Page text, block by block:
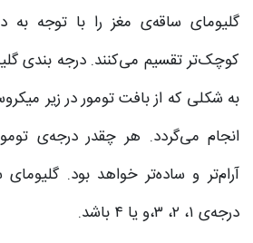
گلیومای ساقه‌ی مغز را با توجه به
کوچک‌تر تقسیم می‌کنند. درجه بندی
به شکلی که از بافت تومور در زیر
انجام می‌گردد. هر چقدر درجه‌ی
آرام‌تر و ساده‌تر خواهد بود.
درجه‌ی ۱، ۲، ۳،و یا ۴ باشد.